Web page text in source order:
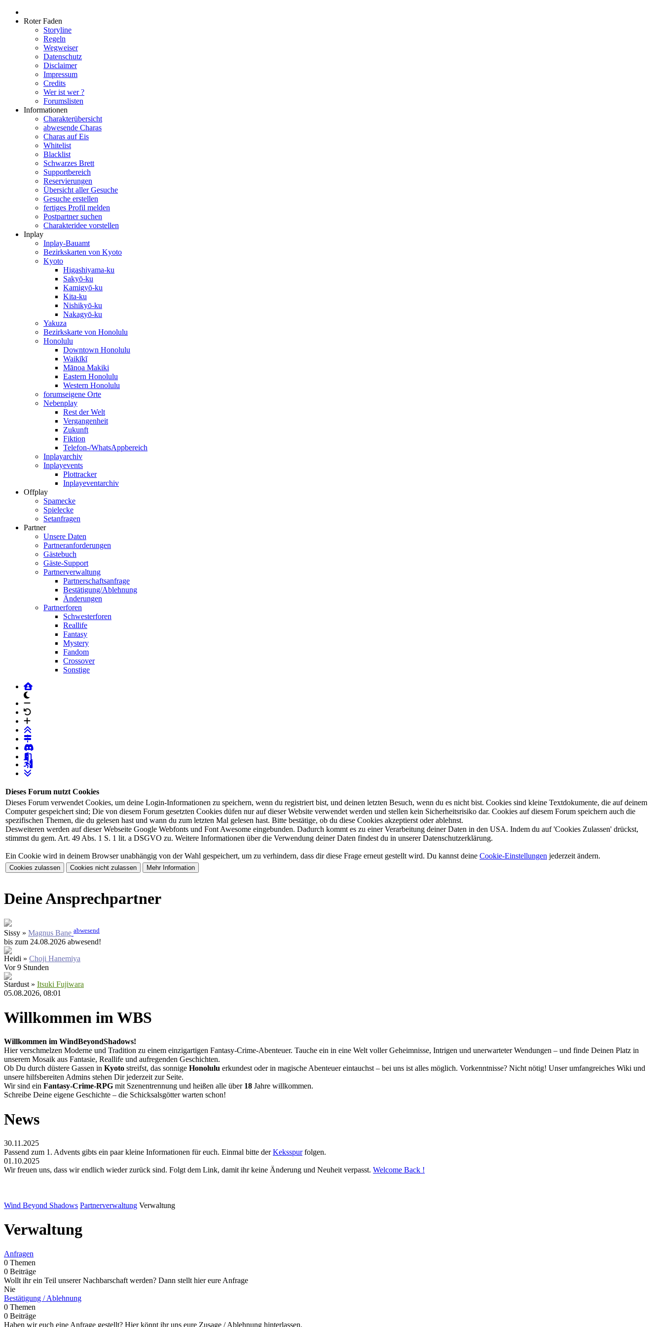
Roter Faden
Storyline
Regeln
Wegweiser
Datenschutz
Disclaimer
Impressum
Credits
Wer ist wer ?
Forumslisten
Informationen
Charakterübersicht
abwesende Charas
Charas auf Eis
Whitelist
Blacklist
Schwarzes Brett
Supportbereich
Reservierungen
Übersicht aller Gesuche
Gesuche erstellen
fertiges Profil melden
Postpartner suchen
Charakteridee vorstellen
Inplay
Inplay-Bauamt
Bezirkskarten von Kyoto
Kyoto
Higashiyama-ku
Sakyō-ku
Kamigyō-ku
Kita-ku
Nishikyō-ku
Nakagyō-ku
Yakuza
Bezirkskarte von Honolulu
Honolulu
Downtown Honolulu
Waikīkī
Mānoa Makiki
Eastern Honolulu
Western Honolulu
forumseigene Orte
Nebenplay
Rest der Welt
Vergangenheit
Zukunft
Fiktion
Telefon-/WhatsAppbereich
Inplayarchiv
Inplayevents
Plottracker
Inplayeventarchiv
Offplay
Spamecke
Spielecke
Setanfragen
Partner
Unsere Daten
Partneranforderungen
Gästebuch
Gäste-Support
Partnerverwaltung
Partnerschaftsanfrage
Bestätigung/Ablehnung
Änderungen
Partnerforen
Schwesterforen
Reallife
Fantasy
Mystery
Fandom
Crossover
Sonstige
Schrift verkleinern
Schrift vergrössern
Dieses Forum nutzt Cookies
Dieses Forum verwendet Cookies, um deine Login-Informationen zu speichern, wenn du registriert bist, und deinen letzten Besuch, wenn du es nicht bist. Cookies sind kleine Textdokumente, die auf deinem
Computer gespeichert sind; Die von diesem Forum gesetzten Cookies düfen nur auf dieser Website verwendet werden und stellen kein Sicherheitsrisiko dar. Cookies auf diesem Forum speichern auch die
spezifischen Themen, die du gelesen hast und wann du zum letzten Mal gelesen hast. Bitte bestätige, ob du diese Cookies akzeptierst oder ablehnst.
Desweiteren werden auf dieser Webseite Google Webfonts und Font Awesome eingebunden. Dadurch kommt es zu einer Verarbeitung deiner Daten in den USA. Indem du auf 'Cookies Zulassen' drückst,
stimmst du gem. Art. 49 Abs. 1 S. 1 lit. a DSGVO zu. Weitere Informationen über die Verwendung deiner Daten findest du in unserer Datenschutzerklärung.
Ein Cookie wird in deinem Browser unabhängig von der Wahl gespeichert, um zu verhindern, dass dir diese Frage erneut gestellt wird. Du kannst deine Cookie-Einstellungen jederzeit ändern.
Deine Ansprechpartner
Sissy » Magnus Bane abwesend
bis zum 24.08.2026 abwesend!
Heidi » Choji Hanemiya
Vor 9 Stunden
Stardust » Itsuki Fujiwara
05.08.2026, 08:01
Willkommen im WBS
Willkommen im WindBeyondShadows!
Hier verschmelzen Moderne und Tradition zu einem einzigartigen Fantasy-Crime-Abenteuer. Tauche ein in eine Welt voller Geheimnisse, Intrigen und unerwarteter Wendungen – und finde Deinen Platz in
unserem Mosaik aus Fantasie, Reallife und aufregenden Geschichten.
Ob Du durch düstere Gassen in Kyoto streifst, das sonnige Honolulu erkundest oder in magische Abenteuer eintauchst – bei uns ist alles möglich. Vorkenntnisse? Nicht nötig! Unser umfangreiches Wiki und
unsere hilfsbereiten Admins stehen Dir jederzeit zur Seite.
Wir sind ein Fantasy-Crime-RPG mit Szenentrennung und heißen alle über 18 Jahre willkommen.
Schreibe Deine eigene Geschichte – die Schicksalsgötter warten schon!
News
30.11.2025
Passend zum 1. Advents gibts ein paar kleine Informationen für euch. Einmal bitte derKeksspurfolgen.
01.10.2025
Wir freuen uns, dass wir endlich wieder zurück sind. Folgt dem Link, damit ihr keine Änderung und Neuheit verpasst. Welcome Back !
Wind Beyond Shadows Partnerverwaltung Verwaltung
Verwaltung
Anfragen
0 Themen
0 Beiträge
Wollt ihr ein Teil unserer Nachbarschaft werden? Dann stellt hier eure Anfrage
Nie
Bestätigung / Ablehnung
0 Themen
0 Beiträge
Haben wir euch eine Anfrage gestellt? Hier könnt ihr uns eure Zusage / Ablehnung hinterlassen.